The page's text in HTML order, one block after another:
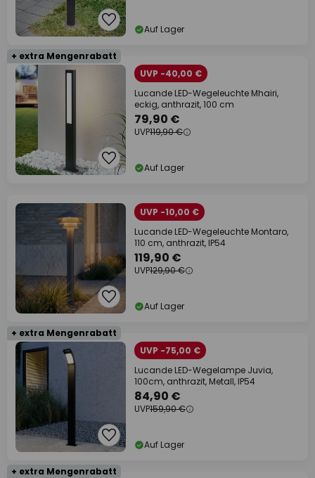
Auf Lager
+ extra Mengenrabatt
UVP -40,00 €
Lucande LED-Wegeleuchte Mhairi,
eckig, anthrazit, 100 cm
79,90 €
UVP119,90 €
Auf Lager
UVP -10,00 €
Lucande LED-Wegeleuchte Montaro,
110 cm, anthrazit, IP54
119,90 €
UVP129,90 €
Auf Lager
+ extra Mengenrabatt
UVP -75,00 €
Lucande LED-Wegelampe Juvia,
100cm, anthrazit, Metall, IP54
84,90 €
UVP159,90 €
Auf Lager
+ extra Mengenrabatt